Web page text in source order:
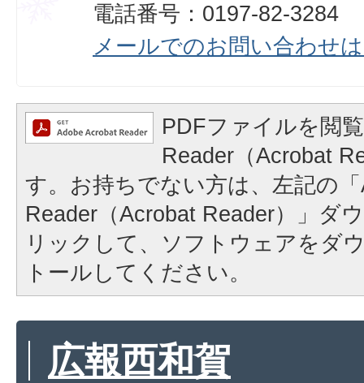
電話番号：0197-82-3284
メールでのお問い合わせ
PDFファイルを閲
Reader（Acrobat
す。お持ちでない方は、左記の
Reader（Acrobat Reader）」ダ
リックして、ソフトウェアをダ
トールしてください。
広報西和賀